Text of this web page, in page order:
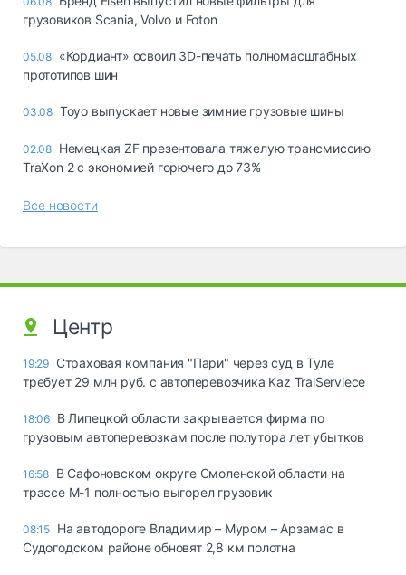
грузовиков Scania, Volvo и Foton
05.08 «Кордиант» освоил 3D-печать полномасштабных
прототипов шин
03.08 Toyo выпускает новые зимние грузовые шины
02.08 Немецкая ZF презентовала тяжелую трансмиссию
TraXon 2 с экономией горючего до 73%
Все новости
Центр
19:29 Страховая компания "Пари" через суд в Туле
требует 29 млн руб. с автоперевозчика Kaz TralServiece
18:06 В Липецкой области закрывается фирма по
грузовым автоперевозкам после полутора лет убытков
16:58 В Сафоновском округе Смоленской области на
трассе М-1 полностью выгорел грузовик
08:15 На автодороге Владимир – Муром – Арзамас в
Судогодском районе обновят 2,8 км полотна